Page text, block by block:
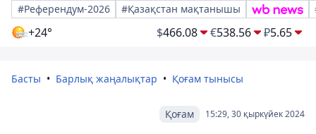
#Референдум-2026
#Қазақстан мақтанышы
+24° $466.08 €538.56 ₽5.65
Басты Барлық жаңалықтар Қоғам тынысы
15:29, 30 қыркүйек 2024
Қоғам